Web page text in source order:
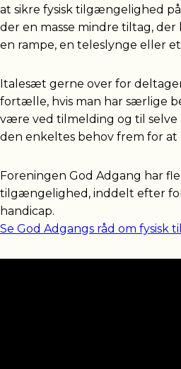
at sikre fysisk tilgængelighed
der en masse mindre tiltag,
en rampe, en teleslynge eller
Italesæt gerne over for
fortælle, hvis man har særlige
være ved tilmelding og til selve
den enkeltes behov frem for
Foreningen God Adgang har
tilgængelighed, inddelt efter
handicap.
Se God Adgangs råd om fysisk